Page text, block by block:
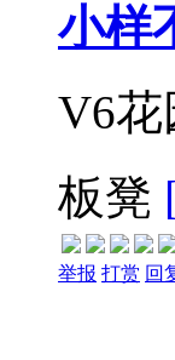
小样
V6花
板凳
举报 打赏 回